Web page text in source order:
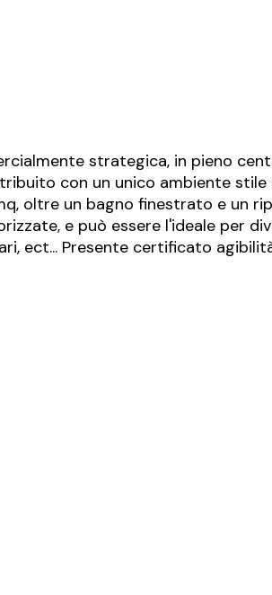
strategica, in pieno
con un unico ambiente stile
oltre un bagno finestrato e un
e può essere l'ideale per
Presente certificato agibilità.